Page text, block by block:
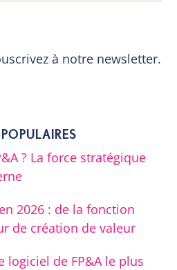
à notre newsletter.
? La force stratégique
2026 : de la fonction
de création de valeur
logiciel de FP&A le plus